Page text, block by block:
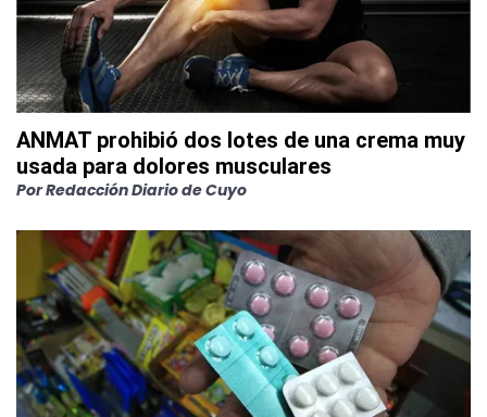
ANMAT prohibió dos lotes de una crema muy
usada para dolores musculares
PorRedacción Diario de Cuyo